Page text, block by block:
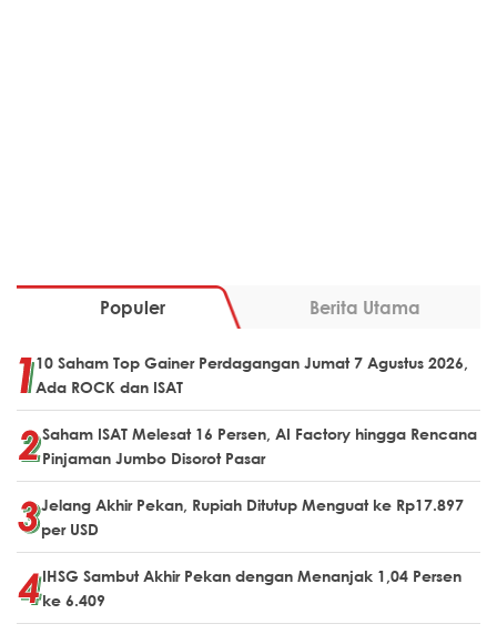
Populer Berita Utama
10 Saham Top Gainer Perdagangan Jumat 7 Agustus 2026,
Ada ROCK dan ISAT
Saham ISAT Melesat 16 Persen, AI Factory hingga Rencana
Pinjaman Jumbo Disorot Pasar
Jelang Akhir Pekan, Rupiah Ditutup Menguat ke Rp17.897
per USD
IHSG Sambut Akhir Pekan dengan Menanjak 1,04 Persen
ke 6.409